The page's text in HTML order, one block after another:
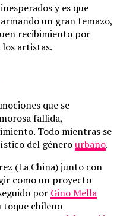
y es que
un gran temazo,
recibimiento por
los artistas.
que se
fallida,
Todo mientras se
del génerourbano.
(La China) junto con
como un proyecto
por Gino Mella
toque chileno